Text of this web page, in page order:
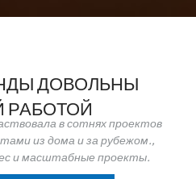
ДОВОЛЬНЫ
РАБОТОЙ
в сотнях проектов
из дома и за рубежом.,
и масштабные проекты.